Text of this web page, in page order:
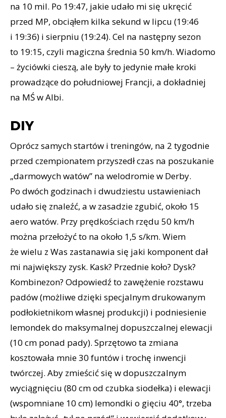
na 10 mil. Po 19:47, jakie udało mi się ukręcić
przed MP, obciąłem kilka sekund w lipcu (19:46
i 19:36) i sierpniu (19:24). Cel na następny sezon
to 19:15, czyli magiczna średnia 50 km/h. Wiadomo
– życiówki cieszą, ale były to jedynie małe kroki
prowadzące do południowej Francji, a dokładniej
na MŚ w Albi.
DIY
Oprócz samych startów i treningów, na 2 tygodnie
przed czempionatem przyszedł czas na poszukanie
„darmowych watów” na welodromie w Derby.
Po dwóch godzinach i dwudziestu ustawieniach
udało się znaleźć, a w zasadzie zgubić, około 15
aero watów. Przy prędkościach rzędu 50 km/h
można przełożyć to na około 1,5 s/km. Wiem
że wielu z Was zastanawia się jaki komponent dał
mi największy zysk. Kask? Przednie koło? Dysk?
Kombinezon? Odpowiedź to zawężenie rozstawu
padów (możliwe dzięki specjalnym drukowanym
podłokietnikom własnej produkcji) i podniesienie
lemondek do maksymalnej dopuszczalnej elewacji
(10 cm ponad pady). Sprzętowo ta zmiana
kosztowała mnie 30 funtów i trochę inwencji
twórczej. Aby zmieścić się w dopuszczalnym
wyciągnięciu (80 cm od czubka siodełka) i elewacji
(wspomniane 10 cm) lemondki o gięciu 40°, trzeba